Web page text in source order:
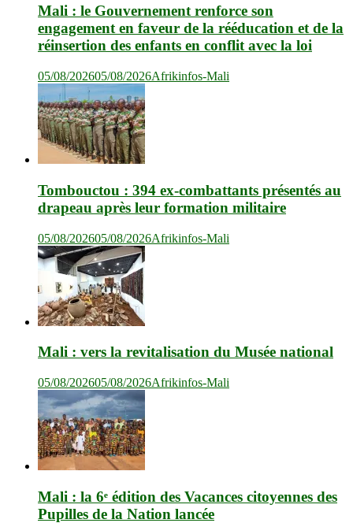
Mali : le Gouvernement renforce son
engagement en faveur de la rééducation et de la
réinsertion des enfants en conflit avec la loi
05/08/202605/08/2026Afrikinfos-Mali
Tombouctou : 394 ex-combattants présentés au
drapeau après leur formation militaire
05/08/202605/08/2026Afrikinfos-Mali
Mali : vers la revitalisation du Musée national
05/08/202605/08/2026Afrikinfos-Mali
Mali : la 6ᵉ édition des Vacances citoyennes des
Pupilles de la Nation lancée